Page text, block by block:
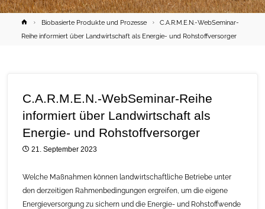
HomeBiobasierte Produkte und Prozesse
C.A.R.M.E.N.-WebSeminar-
Reihe informiert über Landwirtschaft als Energie- und Rohstoffversorger
C.A.R.M.E.N.-WebSeminar-Reihe
informiert über Landwirtschaft als
Energie- und Rohstoffversorger
21. September 2023
Welche Maßnahmen können landwirtschaftliche Betriebe unter
den derzeitigen Rahmenbedingungen ergreifen, um die eigene
Energieversorgung zu sichern und die Energie- und Rohstoffwende